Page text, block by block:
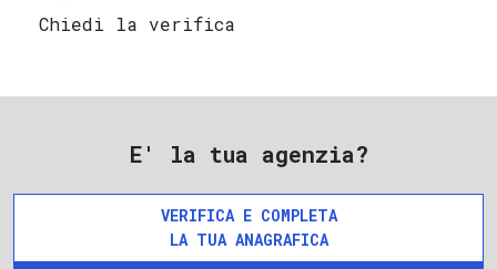
Chiedi la verifica
E' la tua agenzia?
VERIFICA E COMPLETA
LA TUA ANAGRAFICA